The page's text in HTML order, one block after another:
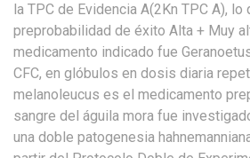
la TPC de Evidencia A(2Kn TPC A), lo
preprobabilidad de éxito Alta + Muy
medicamento indicado fue
CFC, en glóbulos en dosis diaria
melanoleucus es el medicamento
sangre del águila mora fue
una doble patogenesia